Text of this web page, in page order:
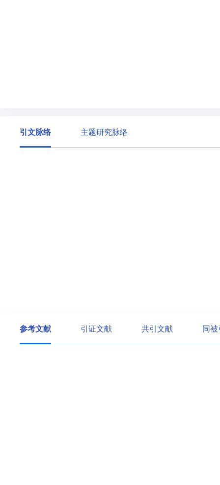
引文脉络 主题研究脉络
参考文献 引证文献 共引文献 同